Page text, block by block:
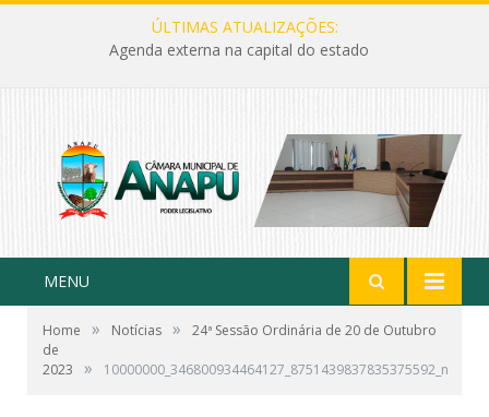
ÚLTIMAS ATUALIZAÇÕES:
Agenda externa na capital do estado
MENU
Home » Notícias »
24ª Sessão Ordinária de 20 de Outubro
de
2023
» 10000000_346800934464127_8751439837835375592_n